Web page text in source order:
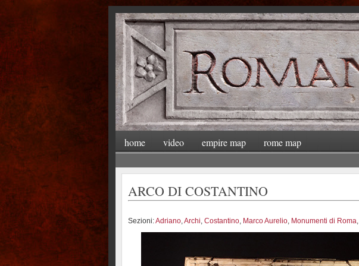
home video empire map rome map
ARCO DI COSTANTINO
Sezioni:Adriano,Archi, Costantino, Marco Aurelio, Monumenti di Roma,